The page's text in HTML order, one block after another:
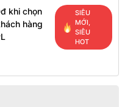
khi chọn
hàng
SIÊU
MỚI,
SIÊU
HOT